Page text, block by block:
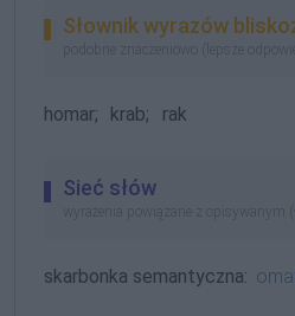
Słownik wyrazów
podobne znaczeniowo (lepsze
homar; krab; rak
Sieć słów
wyrażenia powiązane z opisywanym (
skarbonka semantyczna: